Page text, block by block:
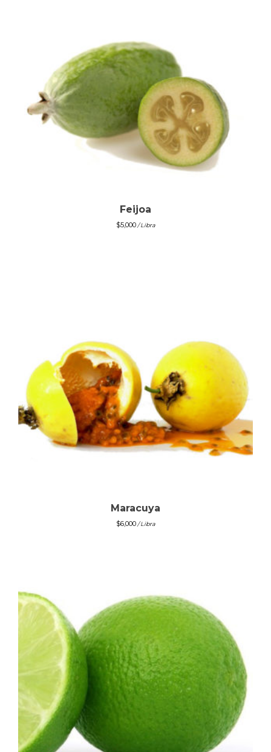
Feijoa
$5,000/ Libra
Maracuya
$6,000/ Libra